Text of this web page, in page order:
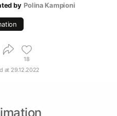
by Polina Kampioni
18
at 29.12.2022